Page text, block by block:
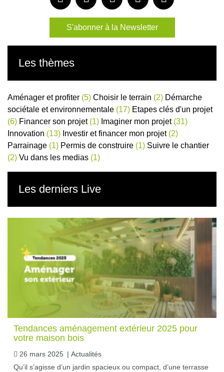
S'abonner à la Newsletter
Les thèmes
Aménager et profiter (5) Choisir le terrain (2) Démarche
sociétale et environnementale (17) Etapes clés d'un projet
(6) Financer son projet(1) Imaginer mon projet(31)
Innovation (13) Investir et financer mon projet(2)
Parrainage (1) Permis de construire (1) Suivre le chantier
(2) Vu dans les medias (1)
Les derniers Live
Tendances aménagement extérieur 2025 pour
votre maison bois
26 mars 2025 | Actualités
Qu’il s’agisse d’un jardin spacieux ou compact, d’une terrasse